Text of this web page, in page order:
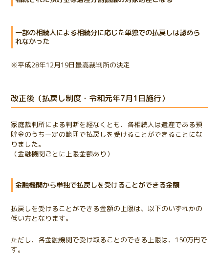
一部の相続人による相続分に応じた単独での払戻しは認めら
れなかった
※平成28年12月19日最高裁判所の決定
改正後（払戻し制度・令和元年7月1日施行）
家庭裁判所による判断を経なくとも、各相続人は遺産である預
貯金のうち一定の範囲で払戻しを受けることができることにな
りました。
（金融機関ごとに上限金額あり）
金融機関から単独で払戻しを受けることができる金額
払戻しを受けることができる金額の上限は、以下のいずれかの
低い方となります。
ただし、各金融機関で受け取ることのできる上限は、150万円で
す。